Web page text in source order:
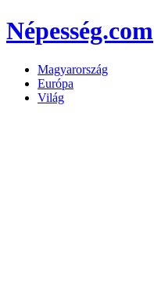
Népesség.com
Magyarország
Európa
Világ